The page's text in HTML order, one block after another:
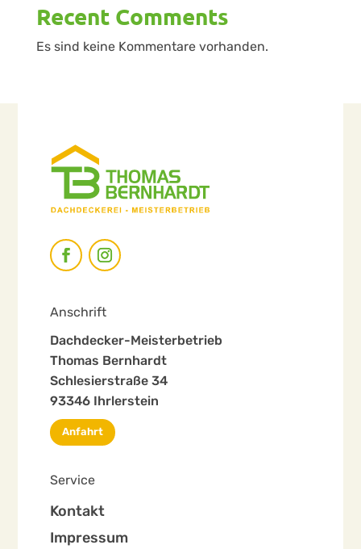
Recent Comments
Es sind keine Kommentare vorhanden.
Anschrift
Dachdecker-Meisterbetrieb
Thomas Bernhardt
Schlesierstraße 34
93346 Ihrlerstein
Anfahrt
Service
Kontakt
Impressum